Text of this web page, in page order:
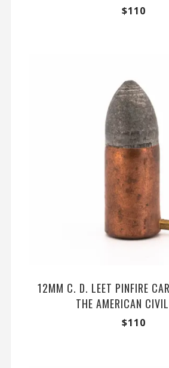
$110
12MM C. D. LEET PINFIRE
THE AMERICAN
$110